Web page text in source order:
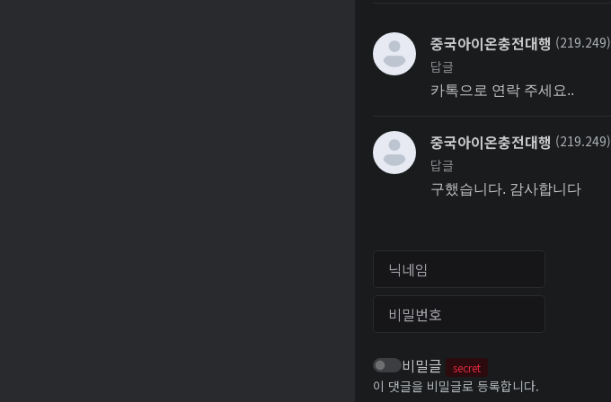
중국아이온충전대행 (219.249)
답글
카톡으로 연락 주세요..
중국아이온충전대행 (219.249)
답글
구했습니다. 감사합니다
닉네임
비밀번호
비밀글 secret
이 댓글을 비밀글로 등록합니다.